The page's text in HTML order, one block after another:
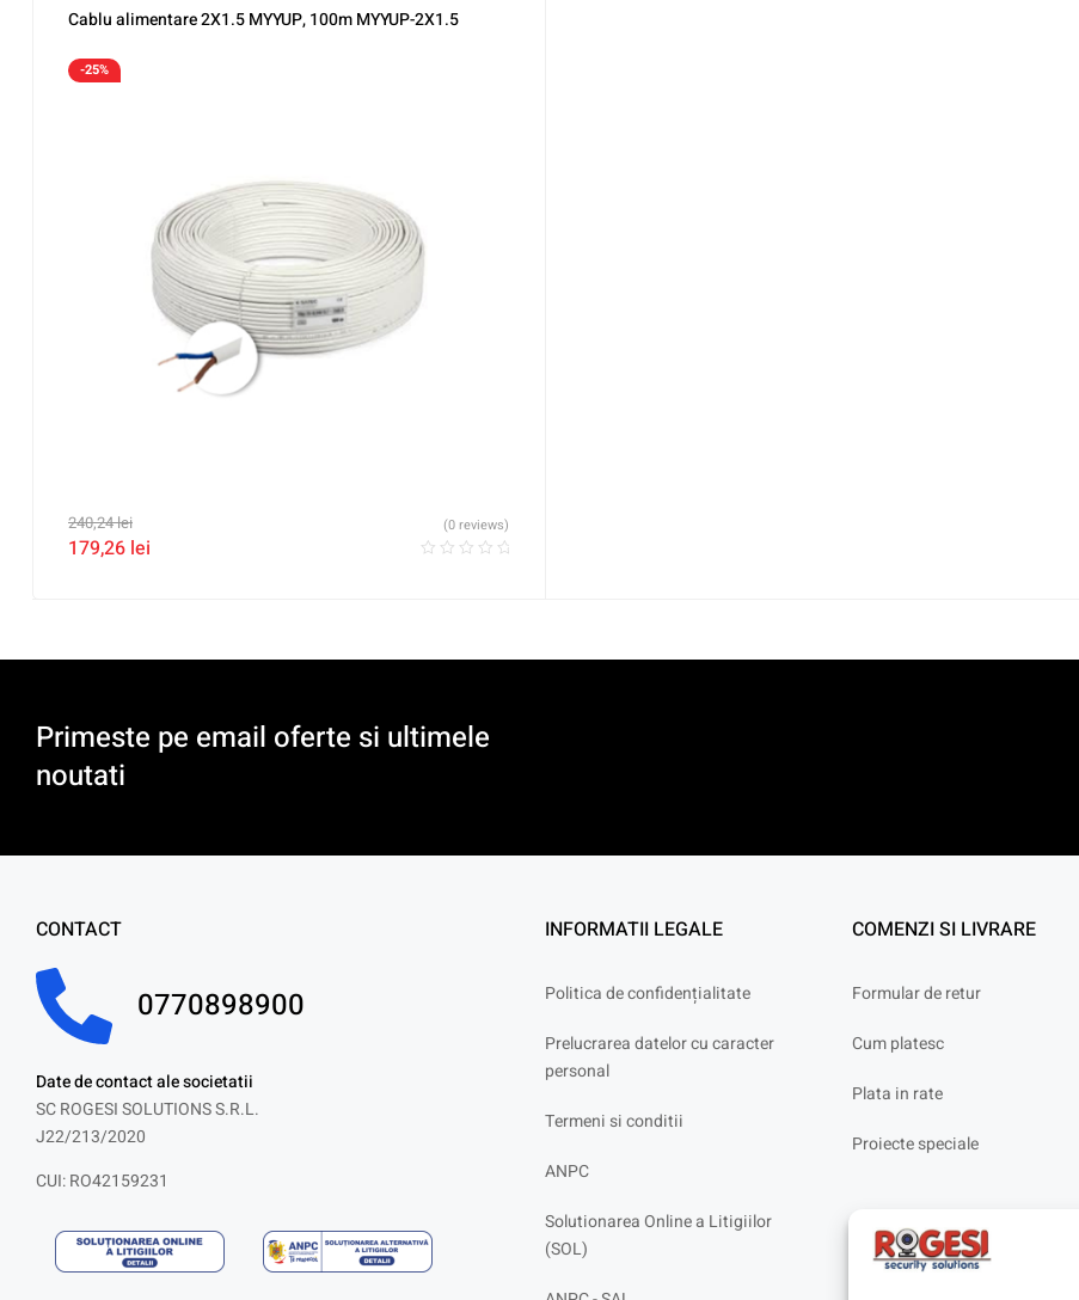
Cablu alimentare 2X1.5 MYYUP, 100m MYYUP-2X1.5
-25%
240,24lei
179,26 lei
(0 reviews)
Primeste pe email oferte si ultimele
noutati
CONTACT
0770898900
Date de contact ale societatii
SC ROGESI SOLUTIONS S.R.L.
J22/213/2020
CUI: RO42159231
INFORMATII LEGALE
Politica de confidențialitate
Prelucrarea datelor cu caracter
personal
Termeni si conditii
ANPC
Solutionarea Online a Litigiilor
(SOL)
COMENZI SI LIVRARE
Formular de retur
Cum platesc
Plata in rate
Proiecte speciale